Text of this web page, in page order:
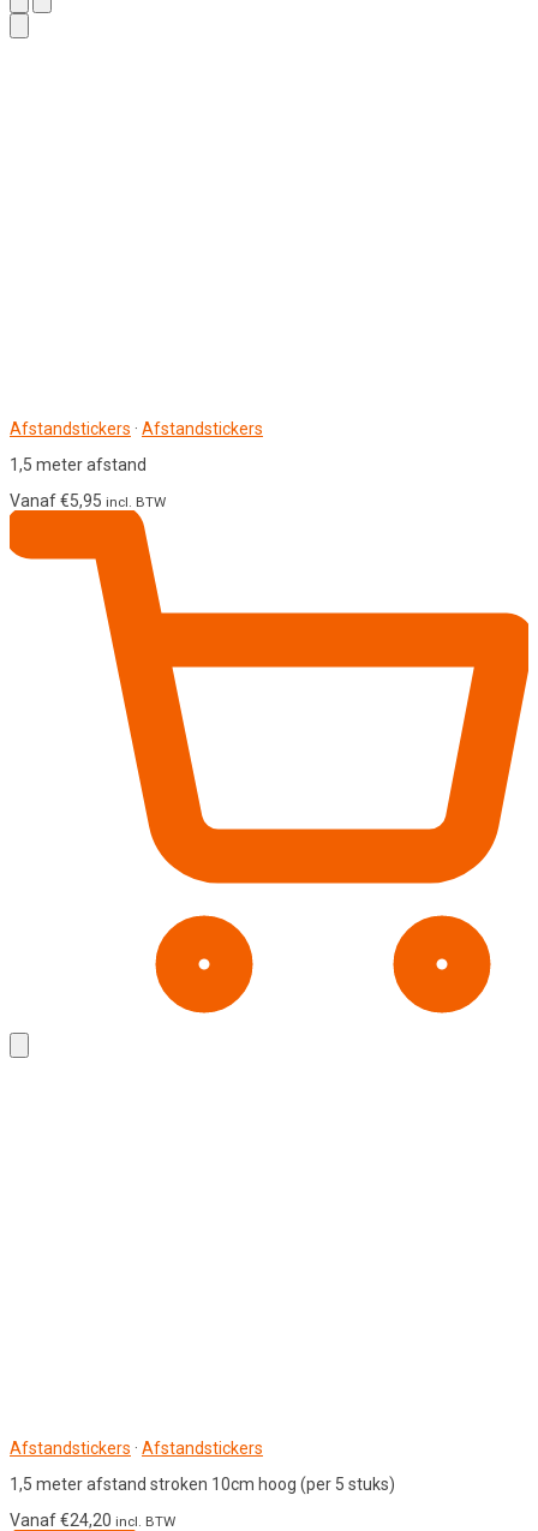
Afstandstickers · Afstandstickers
1,5 meter afstand
Vanaf€5,95 incl. BTW
Afstandstickers · Afstandstickers
1,5 meter afstand stroken 10cm hoog (per 5 stuks)
Vanaf€24,20 incl. BTW